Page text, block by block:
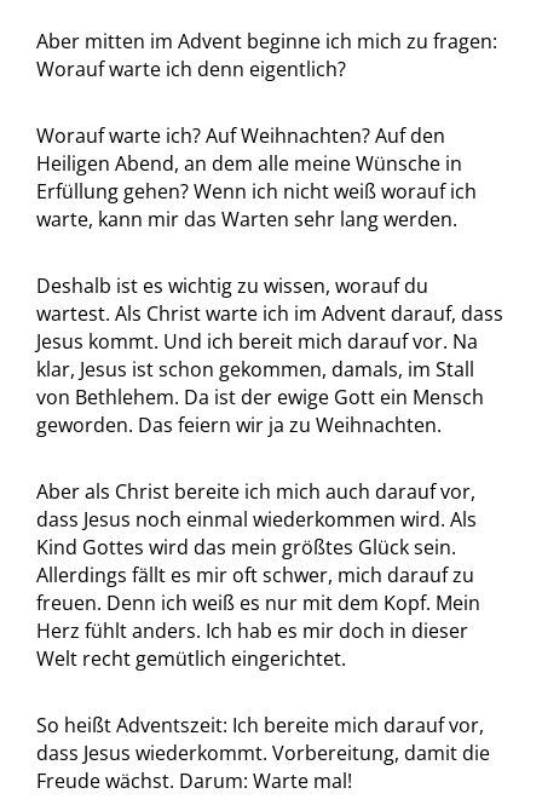
Aber mitten im Advent beginne ich mich zu fragen:
Worauf warte ich denn eigentlich?
Worauf warte ich? Auf Weihnachten? Auf den
Heiligen Abend, an dem alle meine Wünsche in
Erfüllung gehen? Wenn ich nicht weiß worauf ich
warte, kann mir das Warten sehr lang werden.
Deshalb ist es wichtig zu wissen, worauf du
wartest. Als Christ warte ich im Advent darauf, dass
Jesus kommt. Und ich bereit mich darauf vor. Na
klar, Jesus ist schon gekommen, damals, im Stall
von Bethlehem. Da ist der ewige Gott ein Mensch
geworden. Das feiern wir ja zu Weihnachten.
Aber als Christ bereite ich mich auch darauf vor,
dass Jesus noch einmal wiederkommen wird. Als
Kind Gottes wird das mein größtes Glück sein.
Allerdings fällt es mir oft schwer, mich darauf zu
freuen. Denn ich weiß es nur mit dem Kopf. Mein
Herz fühlt anders. Ich hab es mir doch in dieser
Welt recht gemütlich eingerichtet.
So heißt Adventszeit: Ich bereite mich darauf vor,
dass Jesus wiederkommt. Vorbereitung, damit die
Freude wächst. Darum: Warte mal!